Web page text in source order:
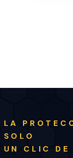
LA
SOLO
UN CLIC DE